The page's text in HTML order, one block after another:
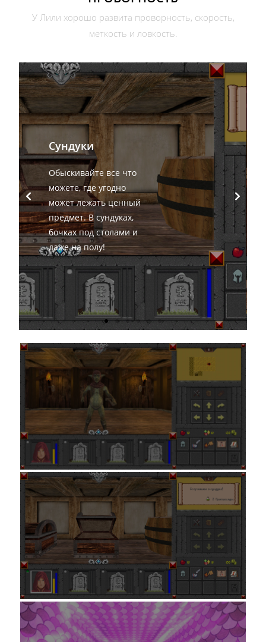
У Лили хорошо развита проворность, скорость,
меткость и ловкость.
Сундуки
Обыскивайте все что
можете, где угодно
может лежать ценный
предмет. В сундуках,
бочках под столами и
даже на полу!